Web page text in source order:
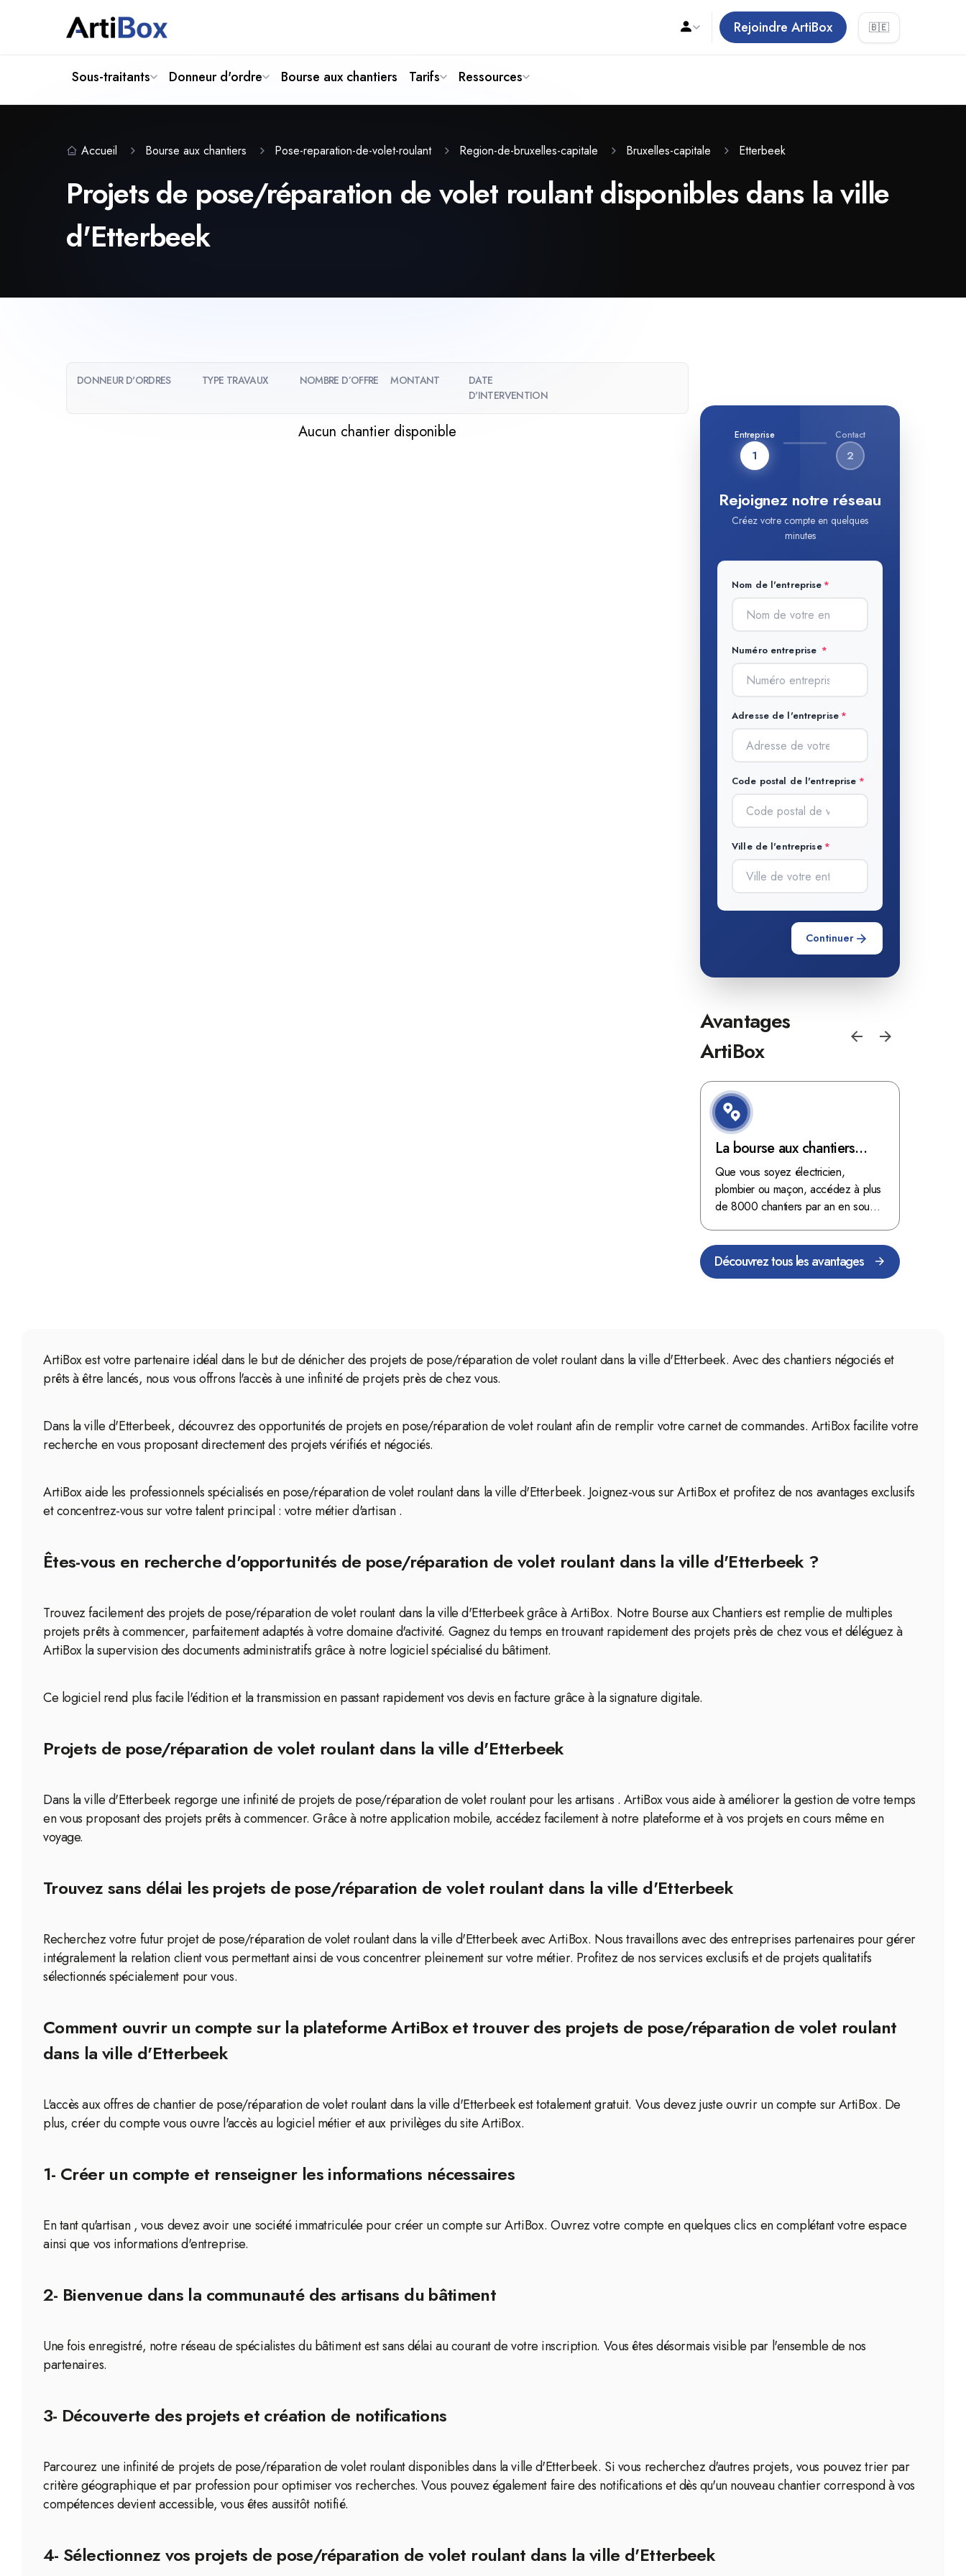
Rejoindre ArtiBox 🇧🇪
Sous-traitants Donneur d'ordre Bourse aux chantiers Tarifs Ressources
Accueil Bourse aux chantiers Pose-reparation-de-volet-roulant Region-de-bruxelles-capitale Bruxelles-capitale Etterbeek
Projets de pose/réparation de volet roulant disponibles dans la ville
d'Etterbeek
DONNEUR D'ORDRES TYPE TRAVAUX NOMBRE D’OFFRE MONTANT
DATE
D'INTERVENTION
Aucun chantier disponible Entreprise
1
Contact
2
Rejoignez notre réseau
Créez votre compte en quelques
minutes
Nom de l'entreprise
Numéro entreprise
Adresse de l'entreprise
Code postal de l'entreprise
Ville de l'entreprise
Continuer
Avantages
ArtiBox
La bourse aux chantiers
d'ArtiBox Belgique, véritable
mine d'or !
Que vous soyez électricien,
plombier ou maçon, accédez à plus
de 8000 chantiers par an en sous-
Découvrez tous les avantages
ArtiBox est votre partenaire idéal dans le but de dénicher des projets de pose/réparation de volet roulant dans la ville d'Etterbeek. Avec des chantiers négociés et
prêts à être lancés, nous vous offrons l'accès à une infinité de projets près de chez vous.
Dans la ville d'Etterbeek, découvrez des opportunités de projets en pose/réparation de volet roulant afin de remplir votre carnet de commandes. ArtiBox facilite votre
recherche en vous proposant directement des projets vérifiés et négociés.
ArtiBox aide les professionnels spécialisés en pose/réparation de volet roulant dans la ville d'Etterbeek. Joignez-vous sur ArtiBox et profitez de nos avantages exclusifs
et concentrez-vous sur votre talent principal : votre métier d'artisan .
Êtes-vous en recherche d'opportunités de pose/réparation de volet roulant dans la ville d'Etterbeek ?
Trouvez facilement des projets de pose/réparation de volet roulant dans la ville d'Etterbeek grâce à ArtiBox. Notre Bourse aux Chantiers est remplie de multiples
projets prêts à commencer, parfaitement adaptés à votre domaine d'activité. Gagnez du temps en trouvant rapidement des projets près de chez vous et déléguez à
ArtiBox la supervision des documents administratifs grâce à notre logiciel spécialisé du bâtiment.
Ce logiciel rend plus facile l'édition et la transmission en passant rapidement vos devis en facture grâce à la signature digitale.
Projets de pose/réparation de volet roulant dans la ville d'Etterbeek
Dans la ville d'Etterbeek regorge une infinité de projets de pose/réparation de volet roulant pour les artisans . ArtiBox vous aide à améliorer la gestion de votre temps
en vous proposant des projets prêts à commencer. Grâce à notre application mobile, accédez facilement à notre plateforme et à vos projets en cours même en
voyage.
Trouvez sans délai les projets de pose/réparation de volet roulant dans la ville d'Etterbeek
Recherchez votre futur projet de pose/réparation de volet roulant dans la ville d'Etterbeek avec ArtiBox. Nous travaillons avec des entreprises partenaires pour gérer
intégralement la relation client vous permettant ainsi de vous concentrer pleinement sur votre métier. Profitez de nos services exclusifs et de projets qualitatifs
sélectionnés spécialement pour vous.
Comment ouvrir un compte sur la plateforme ArtiBox et trouver des projets de pose/réparation de volet roulant
dans la ville d'Etterbeek
L'accès aux offres de chantier de pose/réparation de volet roulant dans la ville d'Etterbeek est totalement gratuit. Vous devez juste ouvrir un compte sur ArtiBox. De
plus, créer du compte vous ouvre l'accès au logiciel métier et aux privilèges du site ArtiBox.
1- Créer un compte et renseigner les informations nécessaires
En tant qu'artisan , vous devez avoir une société immatriculée pour créer un compte sur ArtiBox. Ouvrez votre compte en quelques clics en complétant votre espace
ainsi que vos informations d'entreprise.
2- Bienvenue dans la communauté des artisans du bâtiment
Une fois enregistré, notre réseau de spécialistes du bâtiment est sans délai au courant de votre inscription. Vous êtes désormais visible par l'ensemble de nos
partenaires.
3- Découverte des projets et création de notifications
Parcourez une infinité de projets de pose/réparation de volet roulant disponibles dans la ville d'Etterbeek. Si vous recherchez d'autres projets, vous pouvez trier par
critère géographique et par profession pour optimiser vos recherches. Vous pouvez également faire des notifications et dès qu'un nouveau chantier correspond à vos
compétences devient accessible, vous êtes aussitôt notifié.
4- Sélectionnez vos projets de pose/réparation de volet roulant dans la ville d'Etterbeek